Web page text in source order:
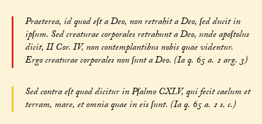
Praeterea, id quod eſt a Deo, non retrahit a Deo, ſed ducit in
ipſum. Sed creaturae corporales retrahunt a Deo, unde apoſtolus
dicit, II Cor. IV, non contemplantibus nobis quae videntur.
Ergo creaturae corporales non ſunt a Deo. (Ia q. 65 a. 1 arg. 3)
Sed contra eſt quod dicitur in Pſalmo CXLV, qui fecit caelum et
terram, mare, et omnia quae in eis ſunt. (Ia q. 65 a. 1 s. c.)